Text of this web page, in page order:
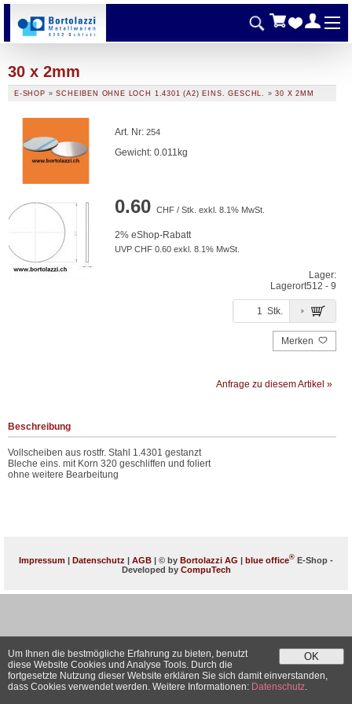
30 x 2mm
E-SHOP »SCHEIBEN OHNE LOCH 1.4301 (A2) EINS. GESCHL. »30 X 2MM
Art. Nr: 254
Gewicht: 0.011kg
0.60 CHF / Stk. exkl. 8.1% MwSt.
2% eShop-Rabatt
UVP CHF 0.60 exkl. 8.1% MwSt.
Lager:
Lagerort512 - 9
Stk.
Merken
Anfrage zu diesem Artikel »
Beschreibung
Vollscheiben aus rostfr. Stahl 1.4301 gestanzt
Bleche eins. mit Korn 320 geschliffen und foliert
ohne weitere Bearbeitung
Impressum | Datenschutz | AGB | © by Bortolazzi AG | blue office® E-Shop -
Developed by CompuTech
OK
Um Ihnen die bestmögliche Erfahrung zu bieten, benutzt
diese Website Cookies und Analyse Tools. Durch die
fortgesetzte Nutzung dieser Website erklären Sie sich damit einverstanden,
dass Cookies verwendet werden. Weitere Informationen: Datenschutz.